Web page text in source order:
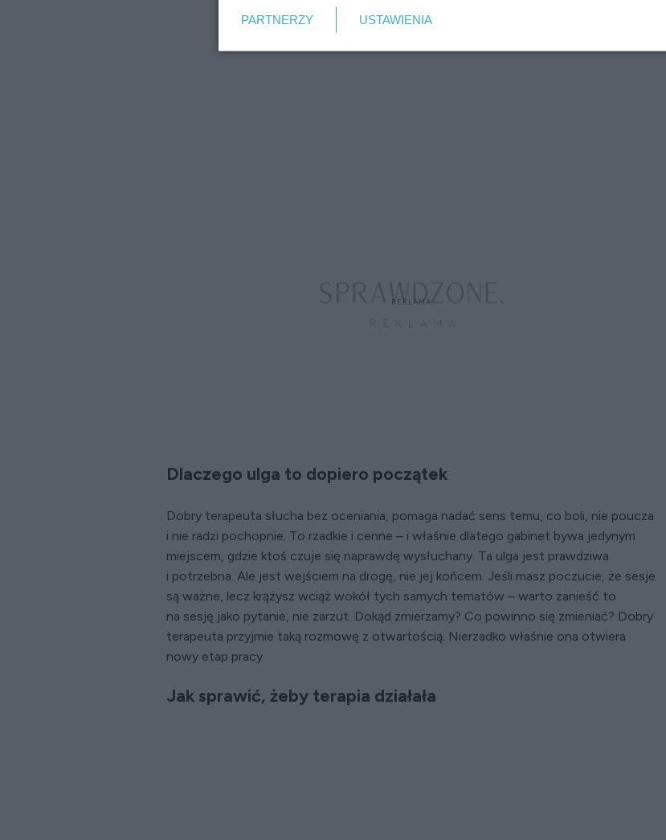
Dlaczego ulga to dopiero początek
Dobry terapeuta słucha bez oceniania, pomaga nadać sens temu, co boli, nie poucza
i nie radzi pochopnie. To rzadkie i cenne – i właśnie dlatego gabinet bywa jedynym
miejscem, gdzie ktoś czuje się naprawdę wysłuchany. Ta ulga jest prawdziwa
i potrzebna. Ale jest wejściem na drogę, nie jej końcem. Jeśli masz poczucie, że sesje
są ważne, lecz krążysz wciąż wokół tych samych tematów – warto zanieść to
na sesję jako pytanie, nie zarzut. Dokąd zmierzamy? Co powinno się zmieniać? Dobry
terapeuta przyjmie taką rozmowę z otwartością. Nierzadko właśnie ona otwiera
nowy etap pracy.
Jak sprawić, żeby terapia działała
PARTNERZY USTAWIENIA